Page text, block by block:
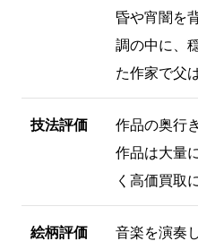
昏や宵闇を
調の中に、
た作家で父
技法評価
作品の奥行
作品は大量
く高価買取
絵柄評価
音楽を演奏